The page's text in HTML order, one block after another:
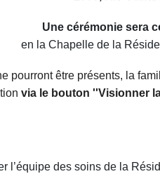
Une cérémonie sera
en la Chapelle de la
pourront être présents, la
via le bouton ''Visionner
l’équipe des soins de la